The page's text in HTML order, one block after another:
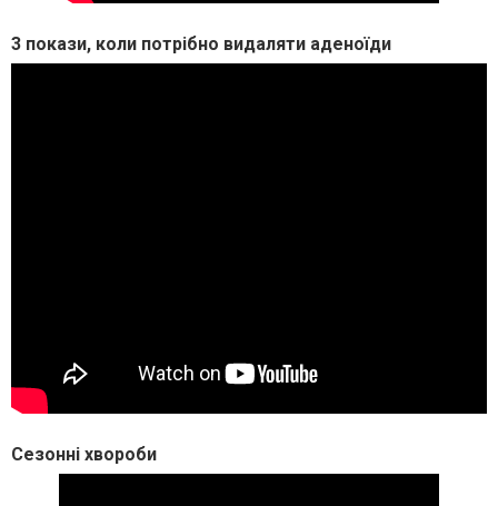
3 покази, коли потрібно видаляти аденоїди
Сезонні хвороби